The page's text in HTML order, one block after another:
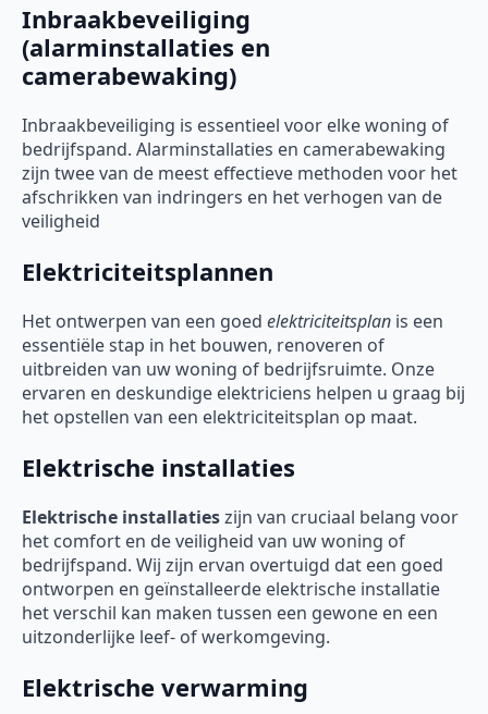
Inbraakbeveiliging
(alarminstallaties en
camerabewaking)
Inbraakbeveiliging is essentieel voor elke woning of
bedrijfspand. Alarminstallaties en camerabewaking
zijn twee van de meest effectieve methoden voor het
afschrikken van indringers en het verhogen van de
veiligheid
Elektriciteitsplannen
Het ontwerpen van een goed elektriciteitsplan is een
essentiële stap in het bouwen, renoveren of
uitbreiden van uw woning of bedrijfsruimte. Onze
ervaren en deskundige elektriciens helpen u graag bij
het opstellen van een elektriciteitsplan op maat.
Elektrische installaties
Elektrische installatieszijn van cruciaal belang voor
het comfort en de veiligheid van uw woning of
bedrijfspand. Wij zijn ervan overtuigd dat een goed
ontworpen en geïnstalleerde elektrische installatie
het verschil kan maken tussen een gewone en een
uitzonderlijke leef- of werkomgeving.
Elektrische verwarming